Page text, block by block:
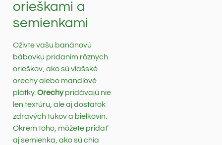
orieškami a
semienkami
Oživte vašu banánovú
bábovku pridaním rôznych
orieškov, ako sú vlašské
orechy alebo mandľové
plátky.Orechypridávajú nie
len textúru, ale aj dostatok
zdravých tukov a bielkovín.
Okrem toho, môžete pridať
aj semienka, ako sú chia